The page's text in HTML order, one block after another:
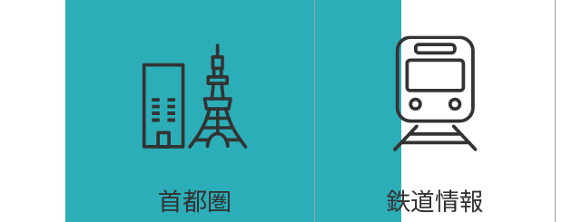
首都圏 鉄道情報